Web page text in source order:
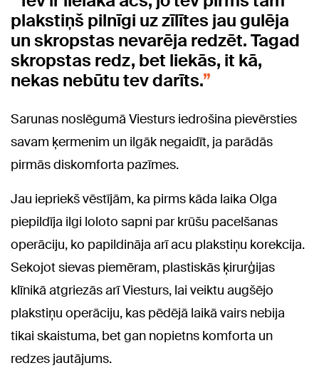
plakstiņš pilnīgi uz zīlītes jau gulēja
un skropstas nevarēja redzēt. Tagad
skropstas redz, bet liekās, it kā,
nekas nebūtu tev darīts.
Sarunas noslēgumā Viesturs iedrošina pievērsties
savam ķermenim un ilgāk negaidīt, ja parādās
pirmās diskomforta pazīmes.
Jau iepriekš vēstījām, ka pirms kāda laika Olga
piepildīja ilgi loloto sapni par krūšu pacelšanas
operāciju, ko papildināja arī acu plakstiņu korekcija.
Sekojot sievas piemēram, plastiskās ķirurģijas
klīnikā atgriezās arī Viesturs, lai veiktu augšējo
plakstiņu operāciju, kas pēdējā laikā vairs nebija
tikai skaistuma, bet gan nopietns komforta un
redzes jautājums.